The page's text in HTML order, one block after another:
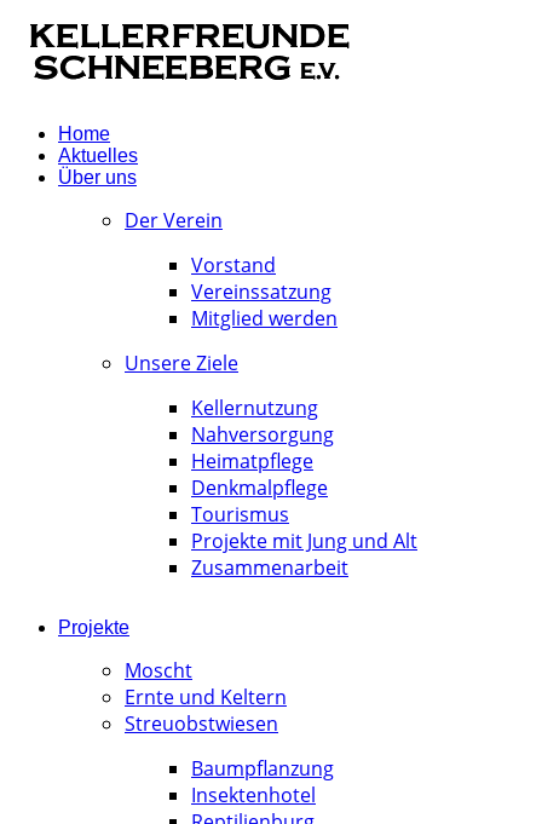
Home
Aktuelles
Über uns
Der Verein
Vorstand
Vereinssatzung
Mitglied werden
Unsere Ziele
Kellernutzung
Nahversorgung
Heimatpflege
Denkmalpflege
Tourismus
Projekte mit Jung und Alt
Zusammenarbeit
Projekte
Moscht
Ernte und Keltern
Streuobstwiesen
Baumpflanzung
Insektenhotel